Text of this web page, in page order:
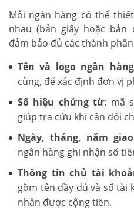
Mỗi ngân hàng có thể
nhau (bản giấy hoặc
đảm bảo đủ các thành
Tên và logo ngân hàng
cùng, để xác định đơn vị
Số hiệu chứng từ: mã
giúp tra cứu khi cần đối
Ngày, tháng, năm
ngân hàng ghi nhận số
Thông tin chủ tài
gồm tên đầy đủ và số tài
nhân được cộng tiền.